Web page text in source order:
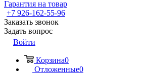
Гарантия на товар
+7 926-162-55-96
Заказать звонок
Задать вопрос
Войти
Корзина0
Отложенные0